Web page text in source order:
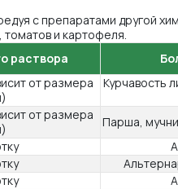
с препаратами другой
и картофеля.
раствора
от размера
Курчавость
от размера
Парша,